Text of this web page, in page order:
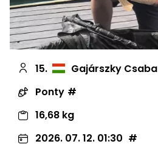
15.
Gajárszky Csaba
Ponty
16,68 kg
2026. 07. 12. 01:30